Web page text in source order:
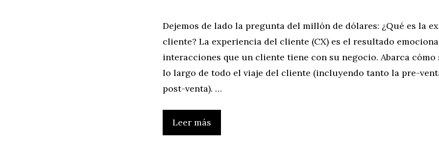
Dejemos de lado la pregunta del millón de dólares: ¿Qué es la
cliente? La experiencia del cliente (CX) es el resultado
interacciones que un cliente tiene con su negocio. Abarca cómo
lo largo de todo el viaje del cliente (incluyendo tanto la pre-
post-venta). …
Leer más